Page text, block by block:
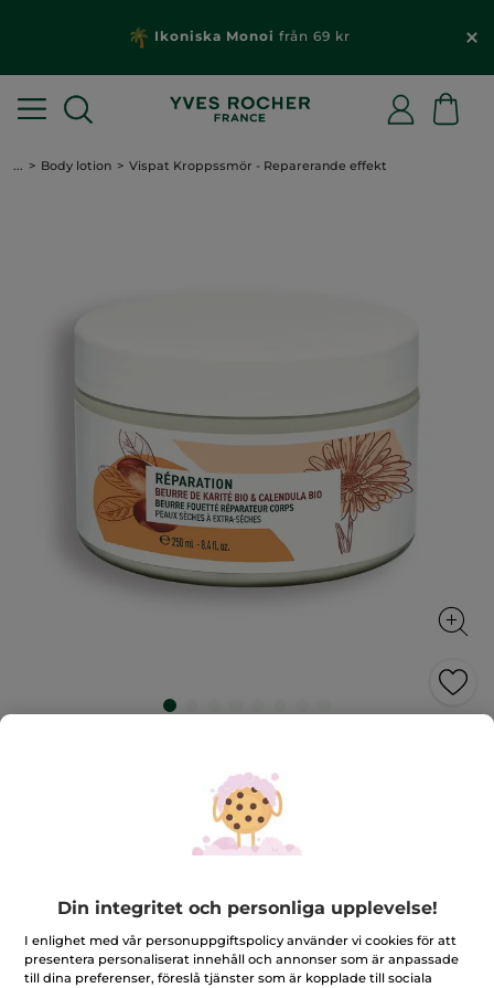
Ikoniska Monoi från 69 kr
... Body lotion Vispat Kroppssmör - Reparerande effekt
effekt
Återställer smidighet, komfort och mjukhet till huden
250 ml
av
5
stjärnor.
Läs
recensioner
för
399,00 Kr
Antal
Din integritet och personliga upplevelse!
I enlighet med vår personuppgiftspolicy använder vi cookies för att
presentera personaliserat innehåll och annonser som är anpassade
till dina preferenser, föreslå tjänster som är kopplade till sociala